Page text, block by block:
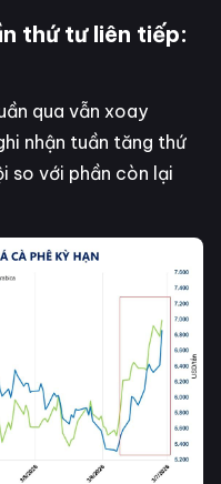
thứ tư liên tiếp:
qua vẫn xoay
nhận tuần tăng thứ
so với phần còn lại